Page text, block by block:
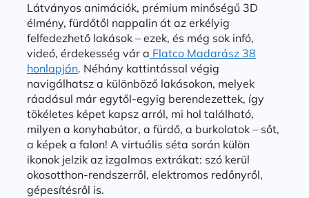
Látványos animációk, prémium minőségű 3D
élmény, fürdőtől nappalin át az erkélyig
felfedezhető lakások – ezek, és még sok infó,
videó, érdekesség vár a Flatco Madarász 38
honlapján. Néhány kattintással végig
navigálhatsz a különböző lakásokon, melyek
ráadásul már egytől-egyig berendezettek, így
tökéletes képet kapsz arról, mi hol található,
milyen a konyhabútor, a fürdő, a burkolatok – sőt,
a képek a falon! A virtuális séta során külön
ikonok jelzik az izgalmas extrákat: szó kerül
okosotthon-rendszerről, elektromos redőnyről,
gépesítésről is.